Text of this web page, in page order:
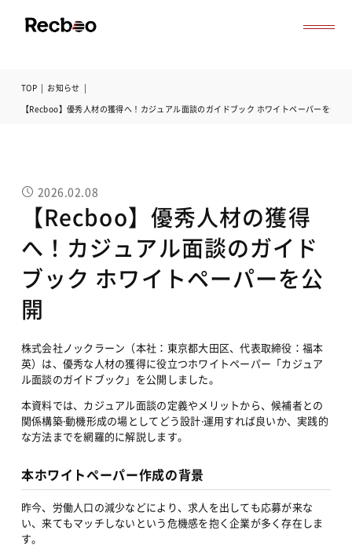
導入事例
無料オンライン相談
サービス資料ダウンロード
TOP | お知らせ |
【Recboo】優秀人材の獲得へ！カジュアル面談のガイドブック ホワイトペーパーを公開
2026.02.08
【Recboo】優秀人材の獲得
へ！カジュアル面談のガイド
ブック ホワイトペーパーを公
開
株式会社ノックラーン（本社：東京都大田区、代表取締役：福本
英）は、優秀な人材の獲得に役立つホワイトペーパー「カジュア
ル面談のガイドブック」を公開しました。
本資料では、カジュアル面談の定義やメリットから、候補者との
関係構築‧動機形成の場としてどう設計‧運用すれば良いか、実践的
な方法までを網羅的に解説します。
本ホワイトペーパー作成の背景
昨今、労働人口の減少などにより、求人を出しても応募が来な
い、来てもマッチしないという危機感を抱く企業が多く存在しま
す。